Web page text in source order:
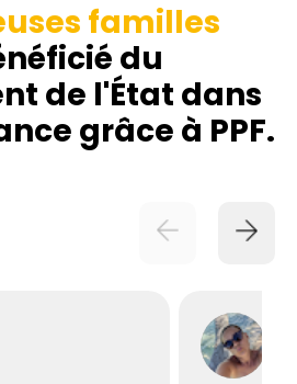
familles
du
de l'État dans
grâce à PPF.